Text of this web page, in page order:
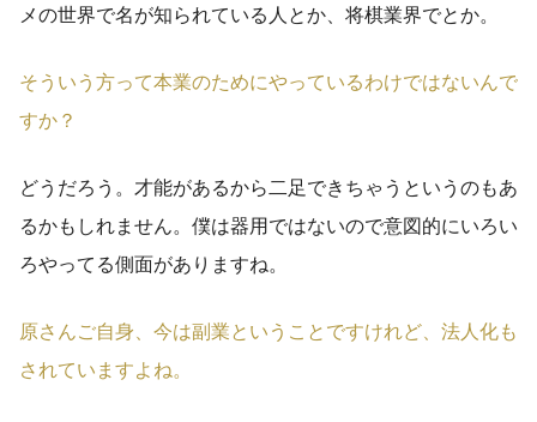
メの世界で名が知られている人とか、将棋業界でとか。
そういう方って本業のためにやっているわけではないんで
すか？
どうだろう。才能があるから二足できちゃうというのもあ
るかもしれません。僕は器用ではないので意図的にいろい
ろやってる側面がありますね。
原さんご自身、今は副業ということですけれど、法人化も
されていますよね。